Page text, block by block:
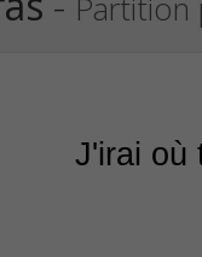
Partition
J'irai où